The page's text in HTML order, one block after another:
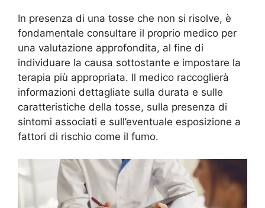
In presenza di una tosse che non si risolve, è
fondamentale consultare il proprio medico per
una valutazione approfondita, al fine di
individuare la causa sottostante e impostare la
terapia più appropriata. Il medico raccoglierà
informazioni dettagliate sulla durata e sulle
caratteristiche della tosse, sulla presenza di
sintomi associati e sull’eventuale esposizione a
fattori di rischio come il fumo.